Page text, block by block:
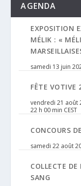
AGENDA
EXPOSITION
MÉLIK : «
samedi 13 juin
FÊTE VOTIVE
vendredi 21 août
22 h 00 min CEST
CONCOURS
samedi 22 août
COLLECTE
SANG